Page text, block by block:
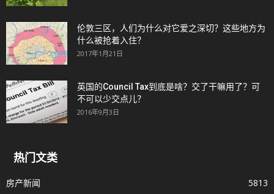
伦敦三区，人们为什么对它爱之深切？这些地方为
什么被抢着入住？
2017年1月21日
英国的Council Tax到底是啥？交了干嘛用了？可
不可以少交点儿？
2016年9月3日
热门文类
房产新闻
5813